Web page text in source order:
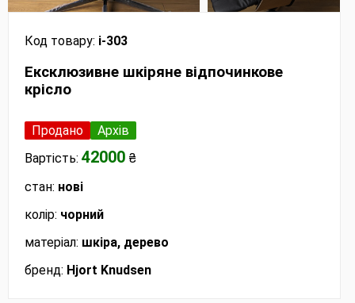
Код товару: і-303
Ексклюзивне шкіряне відпочинкове
крісло
Продано
Архів
Вартість: 42000 ₴
стан: нові
колір: чорний
матеріал: шкіра, дерево
бренд: Hjort Knudsen